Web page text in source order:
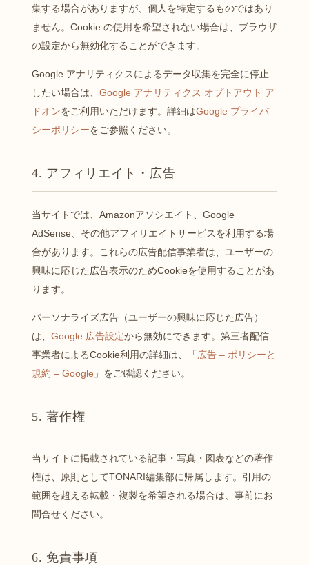
集する場合がありますが、個人を特定するものではあり
ません。Cookie の使用を希望されない場合は、ブラウザ
の設定から無効化することができます。
Google アナリティクスによるデータ収集を完全に停止
したい場合は、 Google アナリティクス オプトアウト ア
ドオンをご利用いただけます。詳細はGoogle プライバ
シーポリシーをご参照ください。
4. アフィリエイト・広告
当サイトでは、Amazonアソシエイト、Google
AdSense、その他アフィリエイトサービスを利用する場
合があります。これらの広告配信事業者は、ユーザーの
興味に応じた広告表示のためCookieを使用することがあ
ります。
パーソナライズ広告（ユーザーの興味に応じた広告）
は、 Google 広告設定から無効にできます。第三者配信
事業者によるCookie利用の詳細は、「広告 – ポリシーと
規約 – Google 」をご確認ください。
5. 著作権
当サイトに掲載されている記事・写真・図表などの著作
権は、原則としてTONARI編集部に帰属します。引用の
範囲を超える転載・複製を希望される場合は、事前にお
問合せください。
6. 免責事項